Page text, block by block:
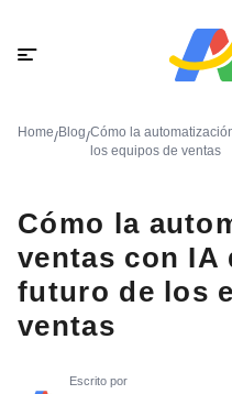
Home/Blog/Cómo la
los equipos de ventas
Cómo la
ventas con IA
futuro de los
ventas
Escrito por